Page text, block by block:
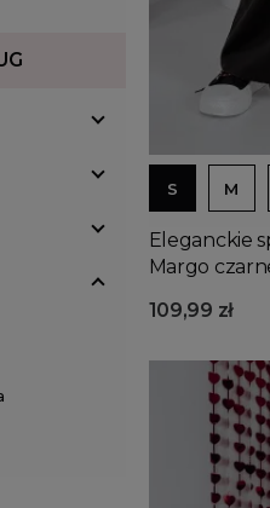
S M
Eleganckie
Margo
109,99 zł